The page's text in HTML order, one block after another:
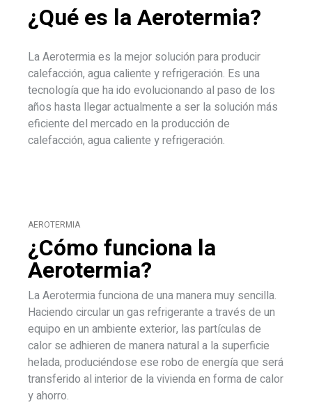
¿Qué es la Aerotermia?
La Aerotermia es la mejor solución para producir
calefacción, agua caliente y refrigeración. Es una
tecnología que ha ido evolucionando al paso de los
años hasta llegar actualmente a ser la solución más
eficiente del mercado en la producción de
calefacción, agua caliente y refrigeración.
AEROTERMIA
¿Cómo funciona la
Aerotermia?
La Aerotermia funciona de una manera muy sencilla.
Haciendo circular un gas refrigerante a través de un
equipo en un ambiente exterior, las partículas de
calor se adhieren de manera natural a la superficie
helada, produciéndose ese robo de energía que será
transferido al interior de la vivienda en forma de calor
y ahorro.